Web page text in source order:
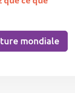
mondiale